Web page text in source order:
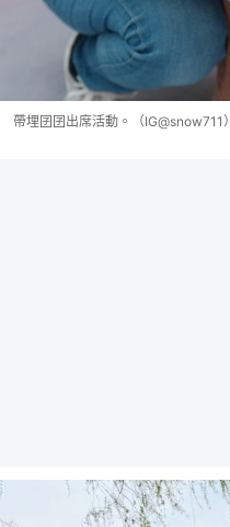
帶埋囝囝出席活動。（IG@snow711）